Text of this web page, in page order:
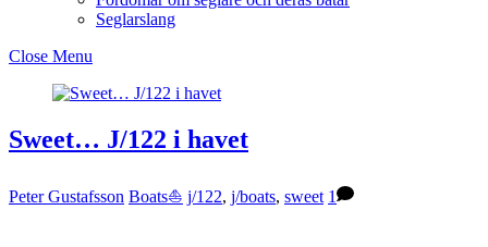
Seglarslang
Close Menu
Sweet… J/122 i havet
Peter Gustafsson Boats⛵️ j/122, j/boats, sweet 1